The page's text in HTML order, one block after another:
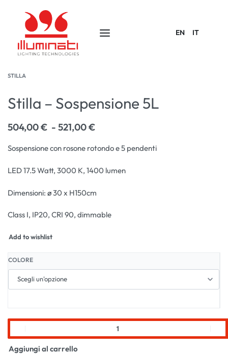
EN IT
STILLA
Stilla – Sospensione 5L
504,00€ 521,00€
Sospensione con rosone rotondo e 5 pendenti
LED 17.5 Watt, 3000 K, 1400 lumen
Dimensioni: ø 30 x H150cm
Class I, IP20, CRI 90, dimmable
Add to wishlist
COLORE
Aggiungi al carrello